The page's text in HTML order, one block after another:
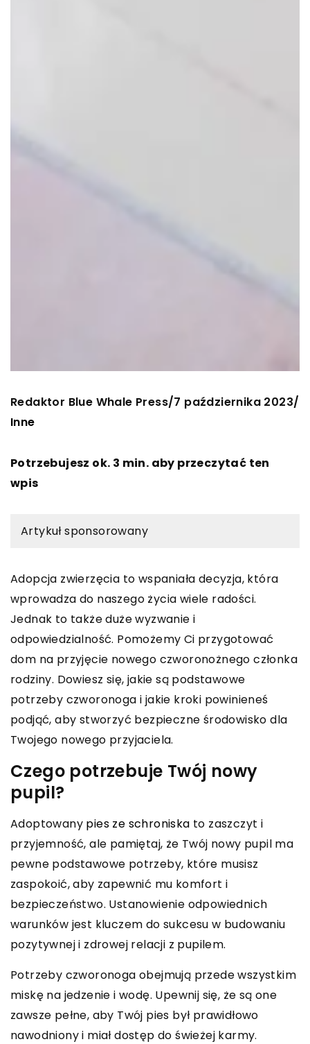
Redaktor Blue Whale Press/7 października 2023/
Inne
Potrzebujesz ok. 3 min. aby przeczytać ten
wpis
Artykuł sponsorowany
Adopcja zwierzęcia to wspaniała decyzja, która
wprowadza do naszego życia wiele radości.
Jednak to także duże wyzwanie i
odpowiedzialność. Pomożemy Ci przygotować
dom na przyjęcie nowego czworonożnego członka
rodziny. Dowiesz się, jakie są podstawowe
potrzeby czworonoga i jakie kroki powinieneś
podjąć, aby stworzyć bezpieczne środowisko dla
Twojego nowego przyjaciela.
Czego potrzebuje Twój nowy
pupil?
Adoptowany pies ze schroniska to zaszczyt i
przyjemność, ale pamiętaj, że Twój nowy pupil ma
pewne podstawowe potrzeby, które musisz
zaspokoić, aby zapewnić mu komfort i
bezpieczeństwo. Ustanowienie odpowiednich
warunków jest kluczem do sukcesu w budowaniu
pozytywnej i zdrowej relacji z pupilem.
Potrzeby czworonoga obejmują przede wszystkim
miskę na jedzenie i wodę. Upewnij się, że są one
zawsze pełne, aby Twój pies był prawidłowo
nawodniony i miał dostęp do świeżej karmy.